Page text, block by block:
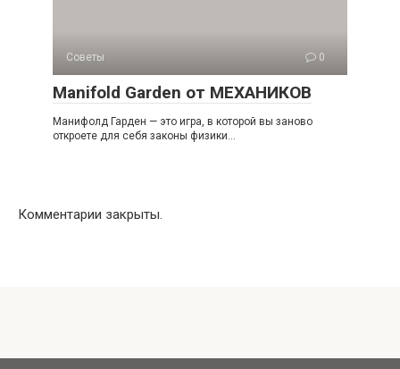
Советы 0
Manifold Garden от МЕХАНИКОВ
Манифолд Гарден — это игра, в которой вы заново
откроете для себя законы физики…
Комментарии закрыты.